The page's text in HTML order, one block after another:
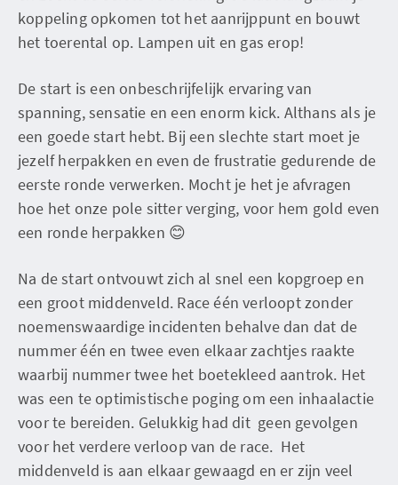
koppeling opkomen tot het aanrijppunt en bouwt
het toerental op. Lampen uit en gas erop!
De start is een onbeschrijfelijk ervaring van
spanning, sensatie en een enorm kick. Althans als je
een goede start hebt. Bij een slechte start moet je
jezelf herpakken en even de frustratie gedurende de
eerste ronde verwerken. Mocht je het je afvragen
hoe het onze pole sitter verging, voor hem gold even
een ronde herpakken 😊
Na de start ontvouwt zich al snel een kopgroep en
een groot middenveld. Race één verloopt zonder
noemenswaardige incidenten behalve dan dat de
nummer één en twee even elkaar zachtjes raakte
waarbij nummer twee het boetekleed aantrok. Het
was een te optimistische poging om een inhaalactie
voor te bereiden. Gelukkig had dit geen gevolgen
voor het verdere verloop van de race. Het
middenveld is aan elkaar gewaagd en er zijn veel